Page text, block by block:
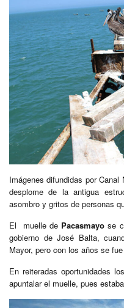
Imágenes difundidas por
desplome de la antigua
asombro y gritos de personas
El muelle de Pacasmayo se
gobierno de José Balta,
Mayor, pero con los años se
En reiteradas oportunidades
apuntalar el muelle, pues